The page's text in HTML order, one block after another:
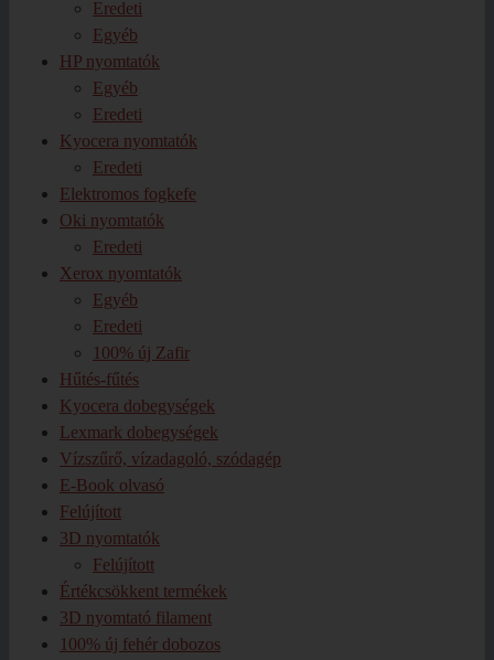
Eredeti
Egyéb
HP nyomtatók
Egyéb
Eredeti
Kyocera nyomtatók
Eredeti
Elektromos fogkefe
Oki nyomtatók
Eredeti
Xerox nyomtatók
Egyéb
Eredeti
100% új Zafir
Hűtés-fűtés
Kyocera dobegységek
Lexmark dobegységek
Vízszűrő, vízadagoló, szódagép
E-Book olvasó
Felújított
3D nyomtatók
Felújított
Értékcsökkent termékek
3D nyomtató filament
100% új fehér dobozos